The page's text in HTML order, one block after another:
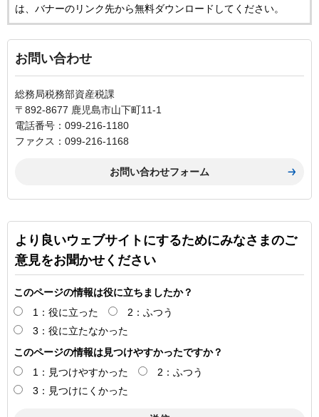
は、バナーのリンク先から無料ダウンロードしてください。
お問い合わせ
総務局税務部資産税課
〒892-8677 鹿児島市山下町11-1
電話番号：099-216-1180
ファクス：099-216-1168
より良いウェブサイトにするためにみなさまのご
意見をお聞かせください
このページの情報は役に立ちましたか？
1：役に立った
2：ふつう
3：役に立たなかった
このページの情報は見つけやすかったですか？
1：見つけやすかった
2：ふつう
3：見つけにくかった